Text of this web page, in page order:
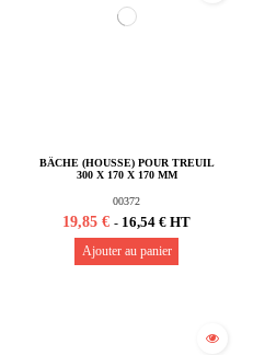
BÂCHE (HOUSSE) POUR TREUIL
300 X 170 X 170 MM
00372
19,85 € - 16,54 € HT
Ajouter au panier